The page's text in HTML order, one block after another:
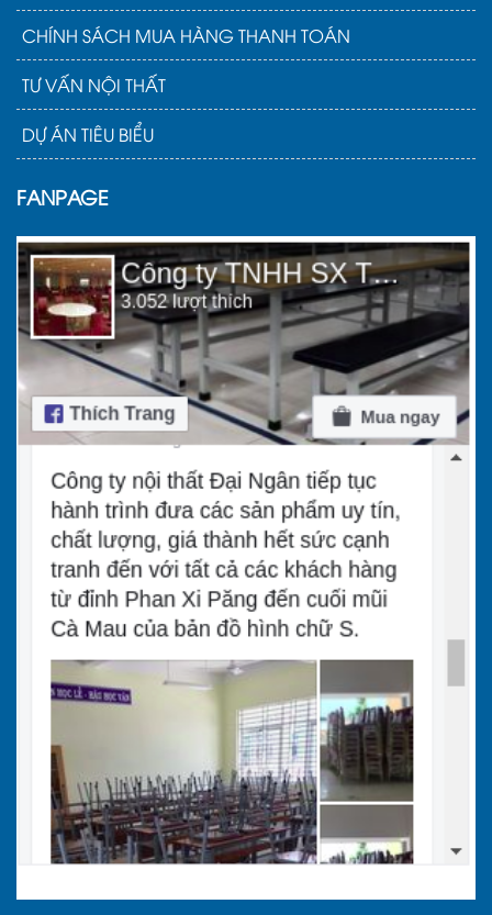
CHÍNH SÁCH MUA HÀNG THANH TOÁN
TƯ VẤN NỘI THẤT
DỰ ÁN TIÊU BIỂU
FANPAGE